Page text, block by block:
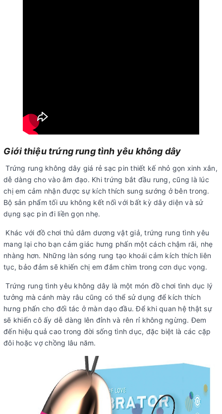
Giới thiệu trứng rung tình yêu không dây
Trứng rung không dây giá rẻ sạc pin thiết kế nhỏ gọn xinh xắn,
dễ dàng cho vào âm đạo. Khi trứng bắt đầu rung, cũng là lúc
chị em cảm nhận được sự kích thích sung sướng ở bên trong.
Bộ sản phẩm tối ưu không kết nối với bất kỳ dây diện và sử
dụng sạc pin đi liền gọn nhẹ.
Khác với đồ chơi thủ dâm dương vật giả, trứng rung tình yêu
mang lại cho bạn cảm giác hưng phấn một cách chậm rãi, nhẹ
nhàng hơn. Những làn sóng rung tạo khoái cảm kích thích liên
tục, bảo đảm sẽ khiến chị em đắm chìm trong cơn dục vọng.
Trứng rung tình yêu không dây là một món đồ chơi tình dục lý
tưởng mà cánh mày râu cũng có thể sử dụng để kích thích
hưng phấn cho đối tác ở màn dạo đầu. Để khi quan hệ thật sự
sẽ khiến cô ấy dễ dàng lên đỉnh và rên rỉ không ngừng. Đem
đến hiệu quả cao trong đời sống tình dục, đặc biệt là các cặp
đôi hoặc vợ chồng lâu năm.